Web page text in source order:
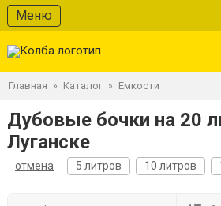
Меню
Главная » Каталог » Емкости
Дубовые бочки на 20
Луганске
отмена 5 литров 10 литров